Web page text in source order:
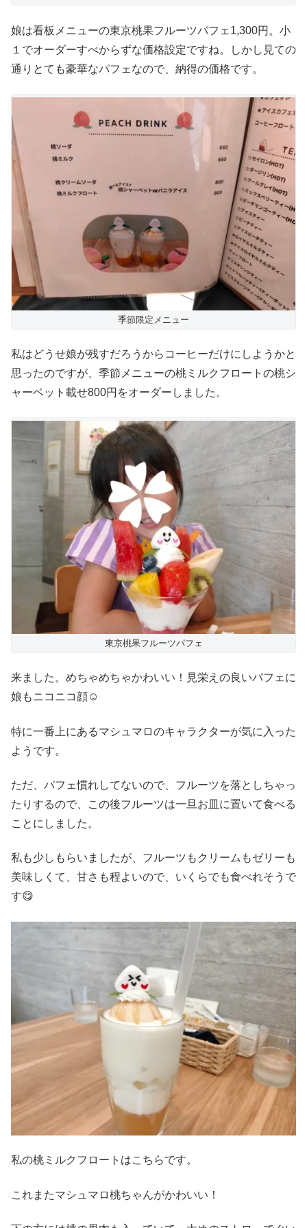
娘は看板メニューの東京桃果フルーツパフェ1,300円。小
１でオーダーすべからずな価格設定ですね。しかし見ての
通りとても豪華なパフェなので、納得の価格です。
季節限定メニュー
私はどうせ娘が残すだろうからコーヒーだけにしようかと
思ったのですが、季節メニューの桃ミルクフロートの桃シ
ャーベット載せ800円をオーダーしました。
東京桃果フルーツパフェ
来ました。めちゃめちゃかわいい！見栄えの良いパフェに
娘もニコニコ顔☺
特に一番上にあるマシュマロのキャラクターが気に入った
ようです。
ただ、パフェ慣れしてないので、フルーツを落としちゃっ
たりするので、この後フルーツは一旦お皿に置いて食べる
ことにしました。
私も少しもらいましたが、フルーツもクリームもゼリーも
美味しくて、甘さも程よいので、いくらでも食べれそうで
す😋
私の桃ミルクフロートはこちらです。
これまたマシュマロ桃ちゃんがかわいい！